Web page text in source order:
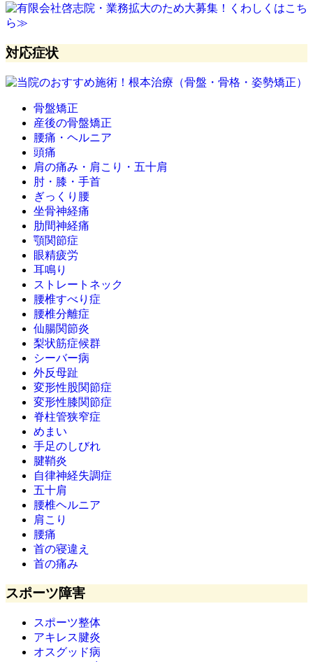
対応症状
骨盤矯正
産後の骨盤矯正
腰痛・ヘルニア
頭痛
肩の痛み・肩こり・五十肩
肘・膝・手首
ぎっくり腰
坐骨神経痛
肋間神経痛
顎関節症
眼精疲労
耳鳴り
ストレートネック
腰椎すべり症
腰椎分離症
仙腸関節炎
梨状筋症候群
シーバー病
外反母趾
変形性股関節症
変形性膝関節症
脊柱管狭窄症
めまい
手足のしびれ
腱鞘炎
自律神経失調症
五十肩
腰椎ヘルニア
肩こり
腰痛
首の寝違え
首の痛み
スポーツ障害
スポーツ整体
アキレス腱炎
オスグッド病